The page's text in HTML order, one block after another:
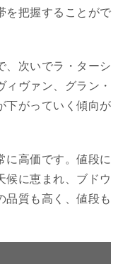
を把握することがで
、次いでラ・ターシ
ヴァン、グラン・
下がっていく傾向が
に高価です。値段に
候に恵まれ、ブドウ
品質も高く、値段も